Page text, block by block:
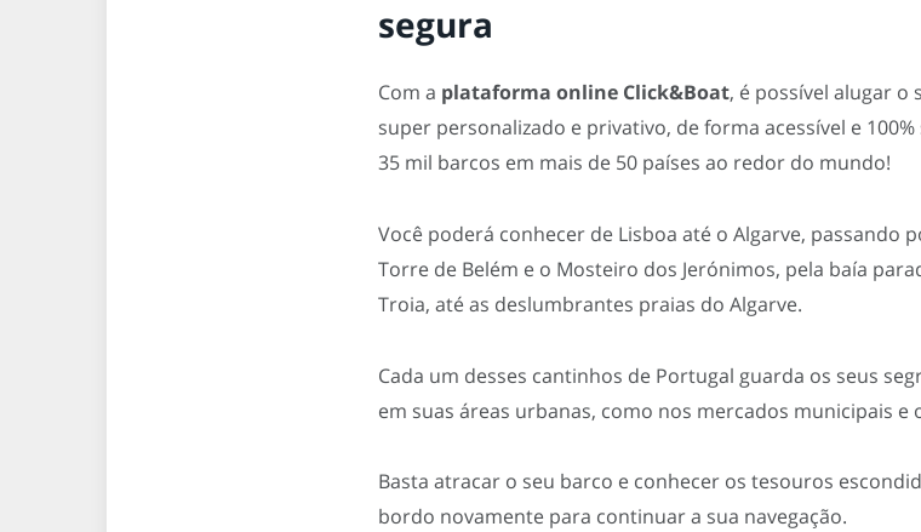
segura
Com a plataforma online Click&Boat, é possível alugar
super personalizado e privativo, de forma acessível e
35 mil barcos em mais de 50 países ao redor do mundo!
Você poderá conhecer de Lisboa até o Algarve, passando
Torre de Belém e o Mosteiro dos Jerónimos, pela baía
Troia, até as deslumbrantes praias do Algarve.
Cada um desses cantinhos de Portugal guarda os seus
em suas áreas urbanas, como nos mercados municipais e
Basta atracar o seu barco e conhecer os tesouros
bordo novamente para continuar a sua navegação.